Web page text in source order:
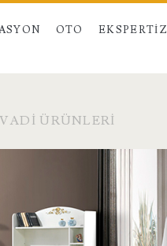
OTO EKSPERTIZ
ÜRÜNLERI